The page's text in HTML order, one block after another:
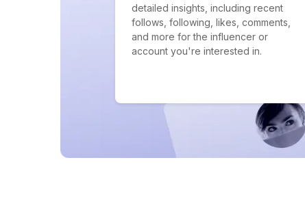
detailed insights, including recent
follows, following, likes, comments,
and more for the influencer or
account you're interested in.